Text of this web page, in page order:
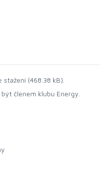
(468.38 kB).
být členem klubu Energy.